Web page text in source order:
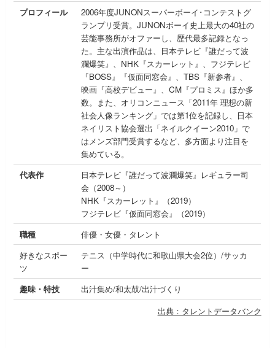
プロフィール
2006年度JUNONスーパーボーイ･コンテストグ
ランプリ受賞。JUNONボーイ史上最大の40社の
芸能事務所がオファーし、歴代最多記録となっ
た。主な出演作品は、日本テレビ『誰だって波
瀾爆笑』、NHK『スカーレット』、フジテレビ
『BOSS』『仮面同窓会』、TBS『新参者』、
映画『高校デビュー』、CM『プロミス』ほか多
数。また、オリコンニュース「2011年 理想の新
社会人像ランキング」では第1位を記録し、日本
ネイリスト協会選出「ネイルクイーン2010」で
はメンズ部門受賞するなど、多方面より注目を
集めている。
代表作
日本テレビ『誰だって波瀾爆笑』レギュラー司
会（2008～）
NHK『スカーレット』（2019）
フジテレビ『仮面同窓会』（2019）
職種
俳優・女優・タレント
好きなスポー
ツ
テニス（中学時代に和歌山県大会2位）/サッカ
ー
趣味・特技
出汁集め/和太鼓/出汁づくり
出典：タレントデータバンク